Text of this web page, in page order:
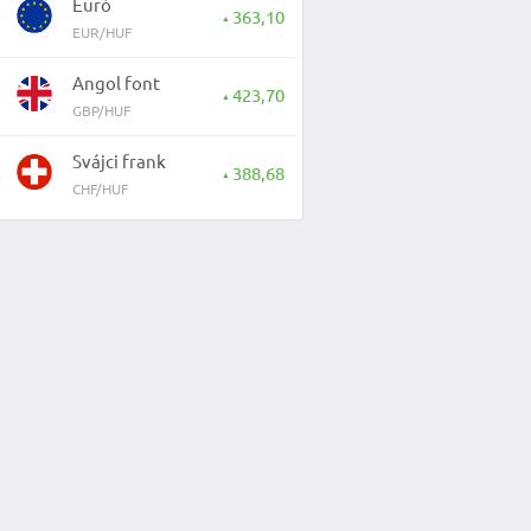
EUR/HUF
▲ 363,10
Angol font
GBP/HUF
▲ 423,70
Svájci frank
CHF/HUF
▲ 388,68